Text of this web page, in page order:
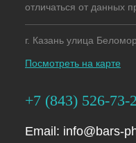
отличаться от данных
г. Казань улица
Посмотреть на карте
+7 (843) 526-73-
Email: info@bars-